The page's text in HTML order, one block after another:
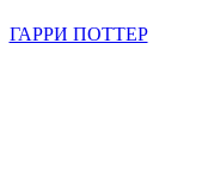
ГАРРИ ПОТТЕР